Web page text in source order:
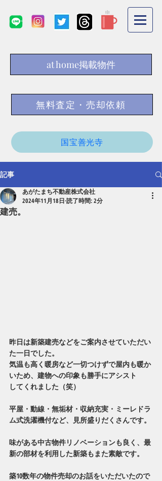
at home掲載物件
無料査定・売却依頼
国宝善光寺
記事
建売。
あがたまち不動産株式会社
2024年11月18日 読了時間: 2分
昨日は新築建売などをご案内させていただい
た一日でした。
気温も高く暖房など一切つけずで屋内も暖か
いため、建物への印象も勝手にアシスト
してくれました（笑）
平屋・動線・無垢材・収納充実・ミーレドラ
ム式洗濯機付など、見所盛りだくさんです。
味がある中古物件リノベーションも良く、最
新の部材を利用した新築もまた素敵です。
築10数年の物件売却のお話をいただいたので